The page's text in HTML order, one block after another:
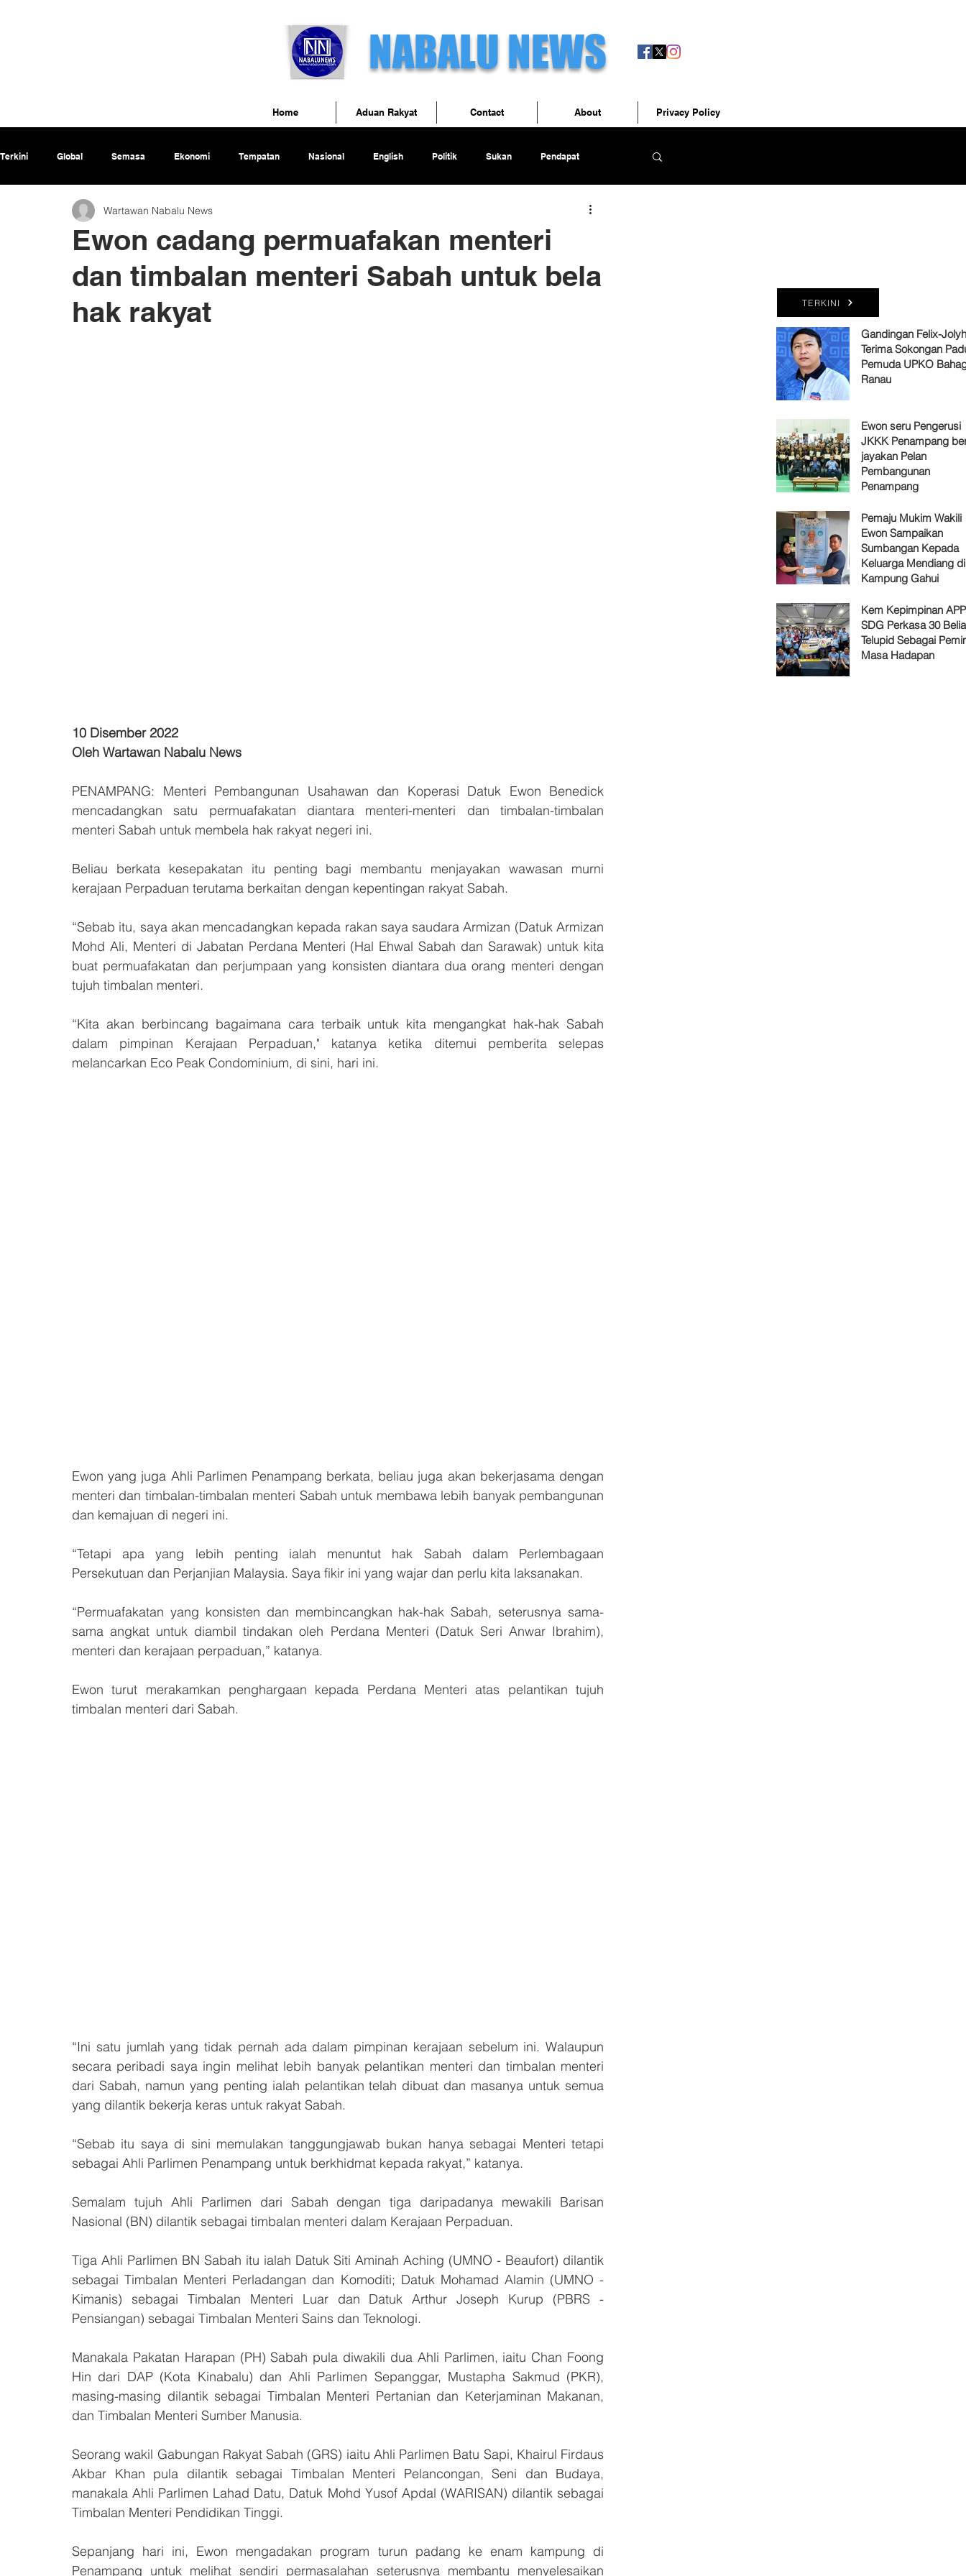
NABALU NEWS
Terkini Global Semasa Ekonomi Tempatan Nasional English Politik Sukan Pendapat
Ewon cadang permuafakan menteri
dan timbalan menteri Sabah untuk bela
hak rakyat
Wartawan Nabalu News
10 Disember 2022
Oleh Wartawan Nabalu News
PENAMPANG: Menteri Pembangunan Usahawan dan Koperasi Datuk Ewon Benedick
mencadangkan satu permuafakatan diantara menteri-menteri dan timbalan-timbalan
menteri Sabah untuk membela hak rakyat negeri ini.
Beliau berkata kesepakatan itu penting bagi membantu menjayakan wawasan murni
kerajaan Perpaduan terutama berkaitan dengan kepentingan rakyat Sabah.
“Sebab itu, saya akan mencadangkan kepada rakan saya saudara Armizan (Datuk Armizan
Mohd Ali, Menteri di Jabatan Perdana Menteri (Hal Ehwal Sabah dan Sarawak) untuk kita
buat permuafakatan dan perjumpaan yang konsisten diantara dua orang menteri dengan
tujuh timbalan menteri.
“Kita akan berbincang bagaimana cara terbaik untuk kita mengangkat hak-hak Sabah
dalam pimpinan Kerajaan Perpaduan," katanya ketika ditemui pemberita selepas
melancarkan Eco Peak Condominium, di sini, hari ini.
Ewon yang juga Ahli Parlimen Penampang berkata, beliau juga akan bekerjasama dengan
menteri dan timbalan-timbalan menteri Sabah untuk membawa lebih banyak pembangunan
dan kemajuan di negeri ini.
“Tetapi apa yang lebih penting ialah menuntut hak Sabah dalam Perlembagaan
Persekutuan dan Perjanjian Malaysia. Saya fikir ini yang wajar dan perlu kita laksanakan.
“Permuafakatan yang konsisten dan membincangkan hak-hak Sabah, seterusnya sama-
sama angkat untuk diambil tindakan oleh Perdana Menteri (Datuk Seri Anwar Ibrahim),
menteri dan kerajaan perpaduan,” katanya.
Ewon turut merakamkan penghargaan kepada Perdana Menteri atas pelantikan tujuh
timbalan menteri dari Sabah.
“Ini satu jumlah yang tidak pernah ada dalam pimpinan kerajaan sebelum ini. Walaupun
secara peribadi saya ingin melihat lebih banyak pelantikan menteri dan timbalan menteri
dari Sabah, namun yang penting ialah pelantikan telah dibuat dan masanya untuk semua
yang dilantik bekerja keras untuk rakyat Sabah.
“Sebab itu saya di sini memulakan tanggungjawab bukan hanya sebagai Menteri tetapi
sebagai Ahli Parlimen Penampang untuk berkhidmat kepada rakyat,” katanya.
Semalam tujuh Ahli Parlimen dari Sabah dengan tiga daripadanya mewakili Barisan
Nasional (BN) dilantik sebagai timbalan menteri dalam Kerajaan Perpaduan.
Tiga Ahli Parlimen BN Sabah itu ialah Datuk Siti Aminah Aching (UMNO - Beaufort) dilantik
sebagai Timbalan Menteri Perladangan dan Komoditi; Datuk Mohamad Alamin (UMNO -
Kimanis) sebagai Timbalan Menteri Luar dan Datuk Arthur Joseph Kurup (PBRS -
Pensiangan) sebagai Timbalan Menteri Sains dan Teknologi.
Manakala Pakatan Harapan (PH) Sabah pula diwakili dua Ahli Parlimen, iaitu Chan Foong
Hin dari DAP (Kota Kinabalu) dan Ahli Parlimen Sepanggar, Mustapha Sakmud (PKR),
masing-masing dilantik sebagai Timbalan Menteri Pertanian dan Keterjaminan Makanan,
dan Timbalan Menteri Sumber Manusia.
Seorang wakil Gabungan Rakyat Sabah (GRS) iaitu Ahli Parlimen Batu Sapi, Khairul Firdaus
Akbar Khan pula dilantik sebagai Timbalan Menteri Pelancongan, Seni dan Budaya,
manakala Ahli Parlimen Lahad Datu, Datuk Mohd Yusof Apdal (WARISAN) dilantik sebagai
Timbalan Menteri Pendidikan Tinggi.
Sepanjang hari ini, Ewon mengadakan program turun padang ke enam kampung di
Penampang untuk melihat sendiri permasalahan seterusnya membantu menyelesaikan
TERKINI
Gandingan Felix-
Terima Sokongan
Pemuda UPKO
Ranau
Ewon seru Pengerusi
JKKK Penampang
jayakan Pelan
Pembangunan
Penampang
Pemaju Mukim Wakili
Ewon Sampaikan
Sumbangan Kepada
Keluarga Mendiang di
Kampung Gahui
Kem Kepimpinan
SDG Perkasa 30 Belia
Telupid Sebagai
Masa Hadapan
Home Aduan Rakyat Contact About Privacy Policy